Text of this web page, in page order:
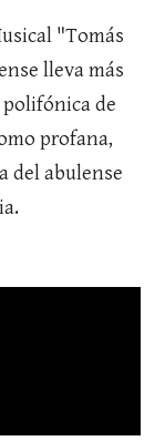
"Tomás
lleva más
polifónica de
profana,
del abulense